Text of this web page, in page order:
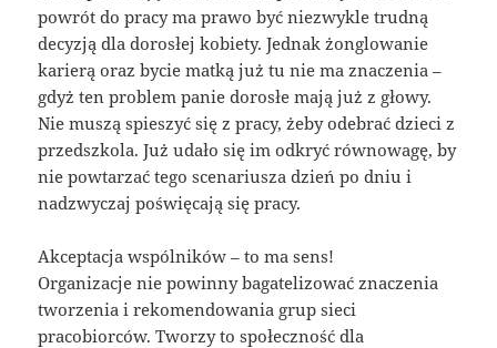
powrót do pracy ma prawo być niezwykle trudną
decyzją dla dorosłej kobiety. Jednak żonglowanie
karierą oraz bycie matką już tu nie ma znaczenia –
gdyż ten problem panie dorosłe mają już z głowy.
Nie muszą spieszyć się z pracy, żeby odebrać dzieci z
przedszkola. Już udało się im odkryć równowagę, by
nie powtarzać tego scenariusza dzień po dniu i
nadzwyczaj poświęcają się pracy.
Akceptacja wspólników – to ma sens!
Organizacje nie powinny bagatelizować znaczenia
tworzenia i rekomendowania grup sieci
pracobiorców. Tworzy to społeczność dla